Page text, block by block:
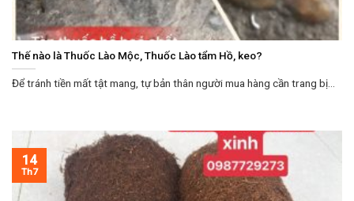
Thế nào là Thuốc Lào Mộc, Thuốc Lào tẩm Hồ, keo?
Để tránh tiền mất tật mang, tự bản thân người mua hàng cần trang bị...
14
Th7